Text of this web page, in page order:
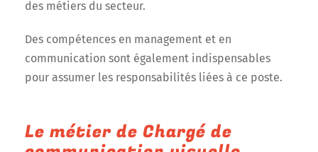
des métiers du secteur.
Des compétences en management et en
communication sont également indispensables
pour assumer les responsabilités liées à ce poste.
Le métier de Chargé de